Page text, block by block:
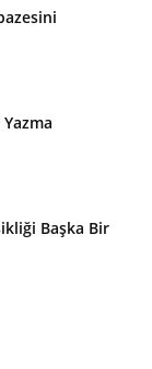
Başka Bir